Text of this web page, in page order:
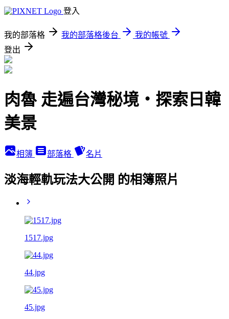
登入
我的部落格 我的部落格後台
我的帳號
登出
肉魯 走遍台灣秘境・探索日韓
美景
相簿 部落格 名片
淡海輕軌玩法大公開 的相簿照片
1517.jpg
44.jpg
45.jpg